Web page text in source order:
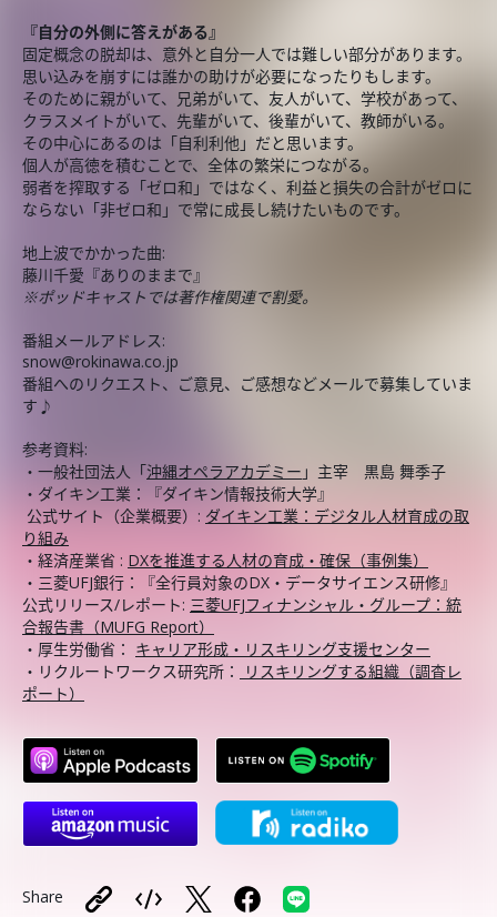
『自分の外側に答えがある』
固定概念の脱却は、意外と自分一人では難しい部分があります。
思い込みを崩すには誰かの助けが必要になったりもします。
そのために親がいて、兄弟がいて、友人がいて、学校があって、
クラスメイトがいて、先輩がいて、後輩がいて、教師がいる。
その中心にあるのは「自利利他」だと思います。
個人が高徳を積むことで、全体の繁栄につながる。
弱者を搾取する「ゼロ和」ではなく、利益と損失の合計がゼロに
ならない「非ゼロ和」で常に成長し続けたいものです。
地上波でかかった曲:
藤川千愛『ありのままで』
※ポッドキャストでは著作権関連で割愛。
番組メールアドレス:
snow@rokinawa.co.jp
番組へのリクエスト、ご意見、ご感想などメールで募集していま
す♪
参考資料:
・一般社団法人「沖縄オペラアカデミー 」主宰 黒島 舞季子
・ダイキン工業：『ダイキン情報技術大学』
公式サイト（企業概要）: ダイキン工業：デジタル人材育成の取
り組み
・経済産業省 : DXを推進する人材の育成・確保（事例集）
・三菱UFJ銀行：『全行員対象のDX・データサイエンス研修』
公式リリース/レポート: 三菱UFJフィナンシャル・グループ：統
合報告書（MUFG Report）
・厚生労働省： キャリア形成・リスキリング支援センター
・リクルートワークス研究所：
リスキリングする組織（調査レ
ポート）
Share